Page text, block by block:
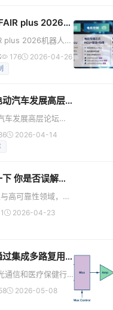
更高效、更便捷的
一份报告，电动自
人均碳排放显著低
业链接会，多款核心芯片与方案加速具身智能落地
plus 2026机器人全
功举办。本次展会
创新，汇聚了众多
人核心芯片及量产
的产品布局。 极
赋能机器人全链
运动与智能决策，
176 2026-04-26
层论坛丨车芯协同共创，重塑未来智能出行
车发展高层论坛
案外，今日ADI汽
Palmer在国际
合作战略，进一步
张，为全球智能电
业的坚实力量。
业变革 当前，汽车
2026-04-14
误解了变压器初级 / 次级阻抗？
高可靠性领域，实
）接口的电气隔
、可靠性、接地分
术的完整方案，可
SI）与协议兼容性。
Gen 1 LVDS 链
2026-04-23
复用输入ADC搞掂空间受限的挑战？
通信和医疗保健行
开始使用多通道数
刷电路板 (PCB) 密
2026-05-08